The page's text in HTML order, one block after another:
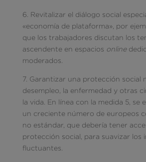
6. Revitalizar el diálogo social
«economía de plataforma», por
que los trabajadores discutan los
ascendente en espacios online
moderados.
7. Garantizar una protección social
desempleo, la enfermedad y otras
la vida. En línea con la medida 5, se
un creciente número de europeos
no estándar, que debería tener
protección social, para suavizar los
fluctuantes.